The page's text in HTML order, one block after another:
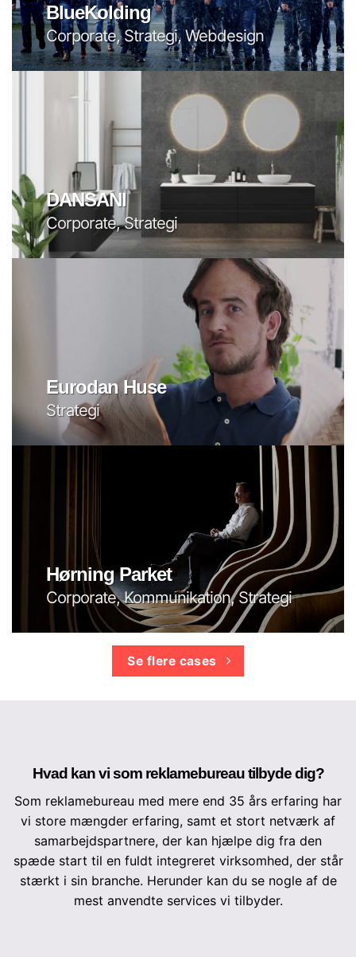
BlueKolding
Corporate, Strategi, Webdesign
DANSANI
Corporate, Strategi
Eurodan Huse
Strategi
Hørning Parket
Corporate, Kommunikation, Strategi
Se flere cases
Hvad kan vi som reklamebureau tilbyde dig?
Som reklamebureau med mere end 35 års erfaring har
vi store mængder erfaring, samt et stort netværk af
samarbejdspartnere, der kan hjælpe dig fra den
spæde start til en fuldt integreret virksomhed, der står
stærkt i sin branche. Herunder kan du se nogle af de
mest anvendte services vi tilbyder.